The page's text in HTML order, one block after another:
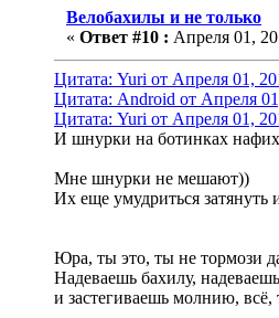
Велобахилы и не только
« Ответ #10 : Апреля 01,
Цитата: Yuri от Апреля 01,
Цитата: Android от Апреля
Цитата: Yuri от Апреля 01,
И шнурки на ботинках
Мне шнурки не мешают))
Их еще умудриться затянуть
Юра, ты это, ты не тормози
Надеваешь бахилу,
и застегиваешь молнию,